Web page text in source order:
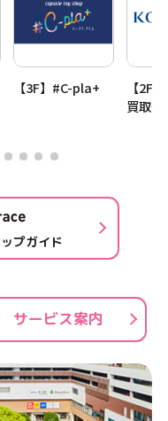
【3F】#C-pla+
【2F
買取セ
プガイド
サービス案内